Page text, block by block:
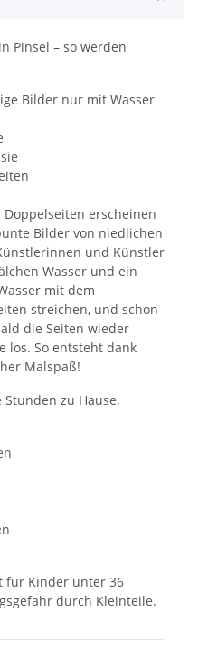
Pinsel – so werden
Bilder nur mit Wasser
erscheinen
Bilder von niedlichen
und Künstler
Wasser und ein
mit dem
streichen, und schon
die Seiten wieder
los. So entsteht dank
Malspaß!
zu Hause.
für Kinder unter 36
durch Kleinteile.